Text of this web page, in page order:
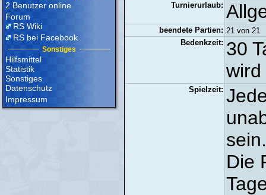
2 Benutzer online
Forum
RS Wiki
RS bei Facebook
Sonstiges
Hilfsmittel
Statistik
Sonstiges
Datenschutz
Impressum
Turnierurlaub:
beendete Partien: 21 von
Bedenkzeit: 30
wird
Spielzeit:
sein.
Die